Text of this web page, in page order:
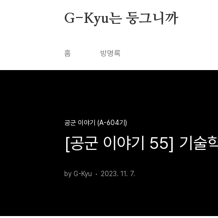
G-Kyu는 둥그니까
홈 방명록
공군 이야기 (A-604기)
[공군 이야기 55] 기술
by G-Kyu 2023. 11. 7.